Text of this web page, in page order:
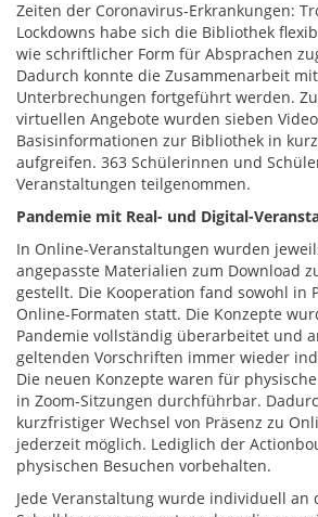
Zeiten der Coronavirus-Erkrankungen:
Lockdowns habe sich die Bibliothek
wie schriftlicher Form für Absprachen
Dadurch konnte die Zusammenarbeit
Unterbrechungen fortgeführt werden.
virtuellen Angebote wurden sieben
Basisinformationen zur Bibliothek in
aufgreifen. 363 Schülerinnen und
Veranstaltungen teilgenommen.
Pandemie mit Real- und Digital-
In Online-Veranstaltungen wurden
angepasste Materialien zum Download
gestellt. Die Kooperation fand sowohl in
Online-Formaten statt. Die Konzepte
Pandemie vollständig überarbeitet und
geltenden Vorschriften immer wieder
Die neuen Konzepte waren für
in Zoom-Sitzungen durchführbar.
kurzfristiger Wechsel von Präsenz zu
jederzeit möglich. Lediglich der
physischen Besuchen vorbehalten.
Jede Veranstaltung wurde individuell an